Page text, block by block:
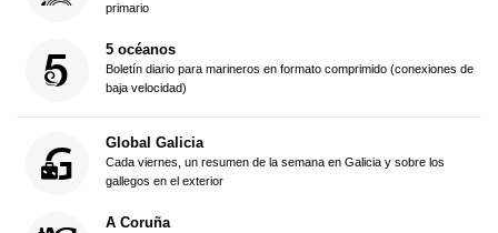
primario
5 océanos
Boletín diario para marineros en formato comprimido (conexiones de
baja velocidad)
Global Galicia
Cada viernes, un resumen de la semana en Galicia y sobre los
gallegos en el exterior
A Coruña